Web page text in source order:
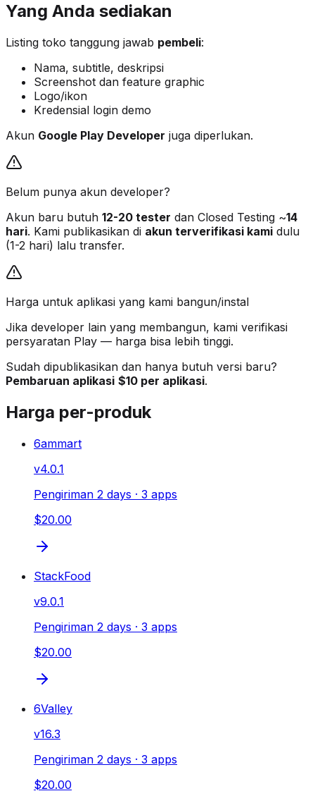
Yang Anda sediakan
Listing toko tanggung jawab pembeli:
Nama, subtitle, deskripsi
Screenshot dan feature graphic
Logo/ikon
Kredensial login demo
Akun Google Play Developer juga diperlukan.
Belum punya akun developer?
Akun baru butuh 12-20 tester dan Closed Testing ~14
hari. Kami publikasikan di akun terverifikasi kami dulu
(1-2 hari) lalu transfer.
Harga untuk aplikasi yang kami bangun/instal
Jika developer lain yang membangun, kami verifikasi
persyaratan Play — harga bisa lebih tinggi.
Sudah dipublikasikan dan hanya butuh versi baru?
Pembaruan aplikasi $10 per aplikasi.
Harga per-produk
6ammart
v4.0.1
Pengiriman 2 days · 3 apps
$20.00
StackFood
v9.0.1
Pengiriman 2 days · 3 apps
$20.00
6Valley
v16.3
Pengiriman 2 days · 3 apps
$20.00